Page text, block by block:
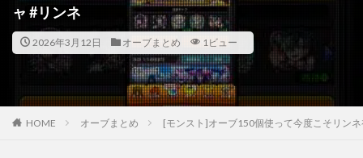
ャ #リンネ
2026年3月12日 オーブまとめ 1ビュー
HOME オーブまとめ [モンスト]オーブ150個使って今度こそリン